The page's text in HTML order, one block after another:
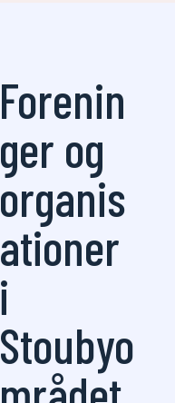
Forenin
ger og
organis
ationer
i
Stoubyo